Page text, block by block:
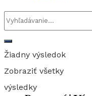
Žiadny výsledok
Zobraziť všetky
výsledky